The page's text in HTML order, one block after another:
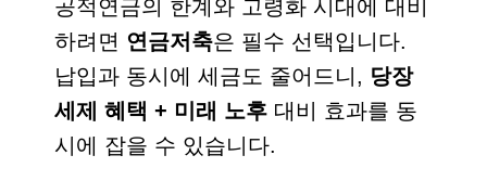
공적연금의 한계와 고령화 시대에 대비
하려면 연금저축은 필수 선택입니다.
납입과 동시에 세금도 줄어드니, 당장
세제 혜택 + 미래 노후 대비 효과를 동
시에 잡을 수 있습니다.